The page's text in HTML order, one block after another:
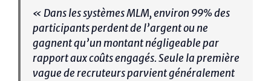
« Dans les systèmes MLM, environ 99% des
participants perdent de l’argent ou ne
gagnent qu’un montant négligeable par
rapport aux coûts engagés. Seule la première
vague de recruteurs parvient généralement